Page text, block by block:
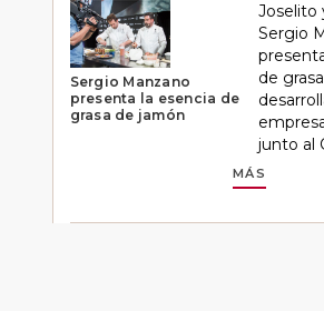
Sergio Manzano
presenta la esencia de
grasa de jamón
Joselito
Sergio
de
junto al
MÁS